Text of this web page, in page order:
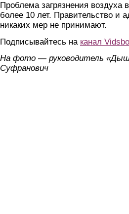
Проблема загрязнения воздуха
более 10 лет. Правительство и
никаких мер не принимают.
Подписывайтесь на канал
На фото — руководитель
Суфранович